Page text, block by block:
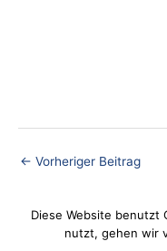
← Vorheriger Beitrag
Diese Website benutzt
nutzt, gehen wir